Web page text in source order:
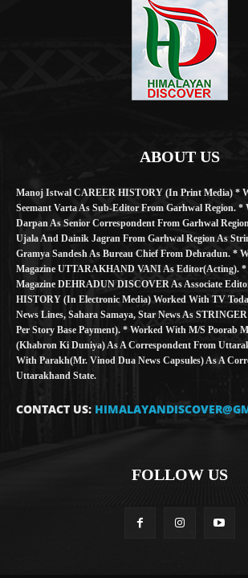
ABOUT US
Manoj Istwal CAREER HISTORY (in Print Media) *
Seemant Varta As Sub-Editor From Garhwal Region.
Darpan As Senior Correspondent From Garhwal
Ujala And Dainik Jagran From Garhwal Region As
Gramya Sandesh As Bureau Chief From Dehradun. *
Magazine UTTARAKHAND VANI As Editor(Acting).
Magazine DEHRADUN DISCOVER As Associate
HISTORY (in Electronic Media) Worked With TV
News Lines, Sahara Samaya, Star News As
Per Story Base Payment). * Worked With M/S Poorab
(Khabron Ki Duniya) As A Correspondent From
With Parakh(Mr. Vinod Dua News Capsules) As A
Uttarakhand State.
CONTACT US:
FOLLOW US